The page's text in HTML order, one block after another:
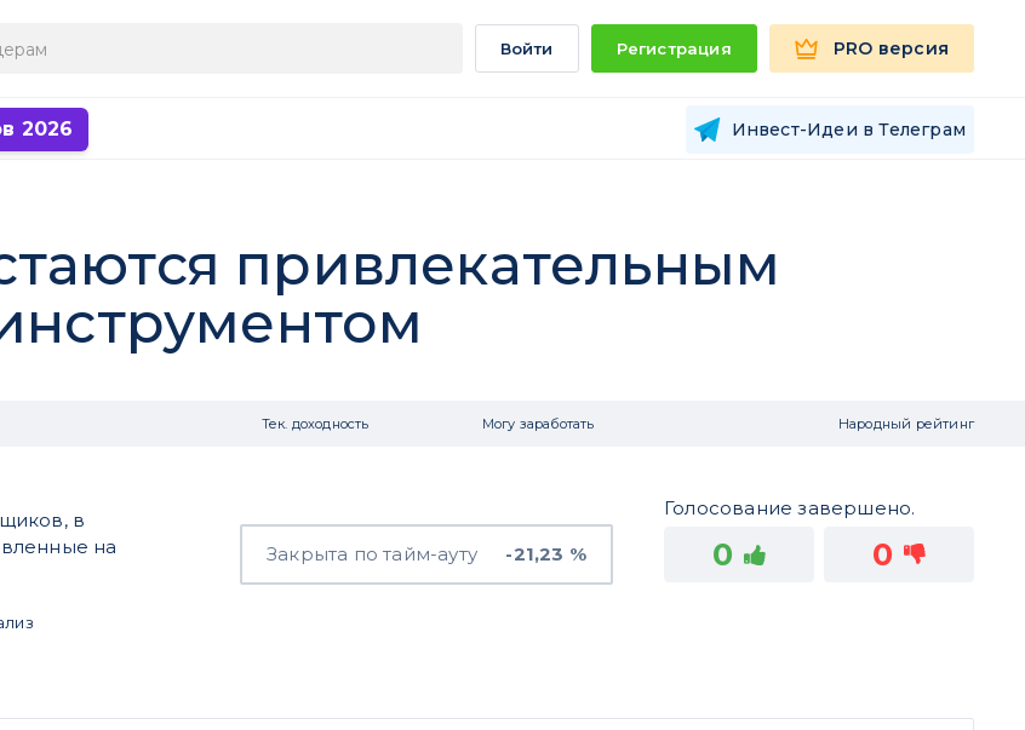
Войти Регистрация PRO версия
2026 Инвест-Идеи в Телеграм
привлекательным
Тек. доходность Могу заработать Народный рейтинг
в
на
Закрыта по тайм-ауту -21,23 %
Голосование завершено.
0 0